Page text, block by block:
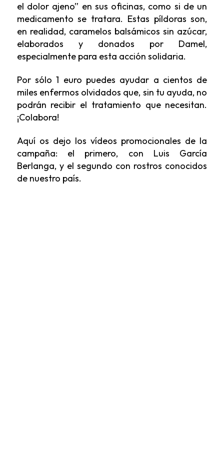
el dolor ajeno” en sus oficinas, como si de un
medicamento se tratara. Estas píldoras son,
en realidad, caramelos balsámicos sin azúcar,
elaborados y donados por Damel,
especialmente para esta acción solidaria.
Por sólo 1 euro puedes ayudar a cientos de
miles enfermos olvidados que, sin tu ayuda, no
podrán recibir el tratamiento que necesitan.
¡Colabora!
Aquí os dejo los vídeos promocionales de la
campaña: el primero, con Luis García
Berlanga, y el segundo con rostros conocidos
de nuestro país.